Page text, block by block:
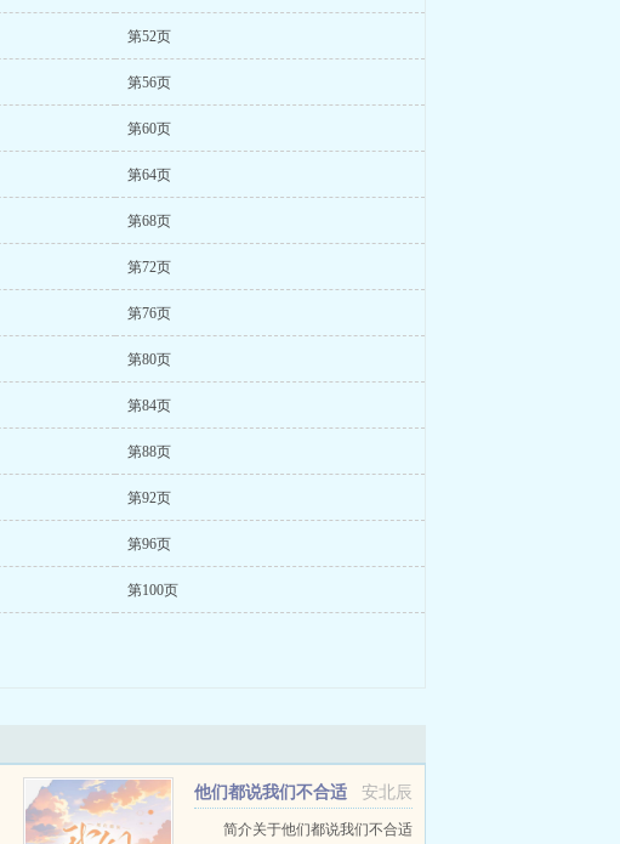
第52页
第56页
第60页
第64页
第68页
第72页
第76页
第80页
第84页
第88页
第92页
第96页
第100页
安北辰
他们都说我们不合适
简介关于他们都说我们不合适